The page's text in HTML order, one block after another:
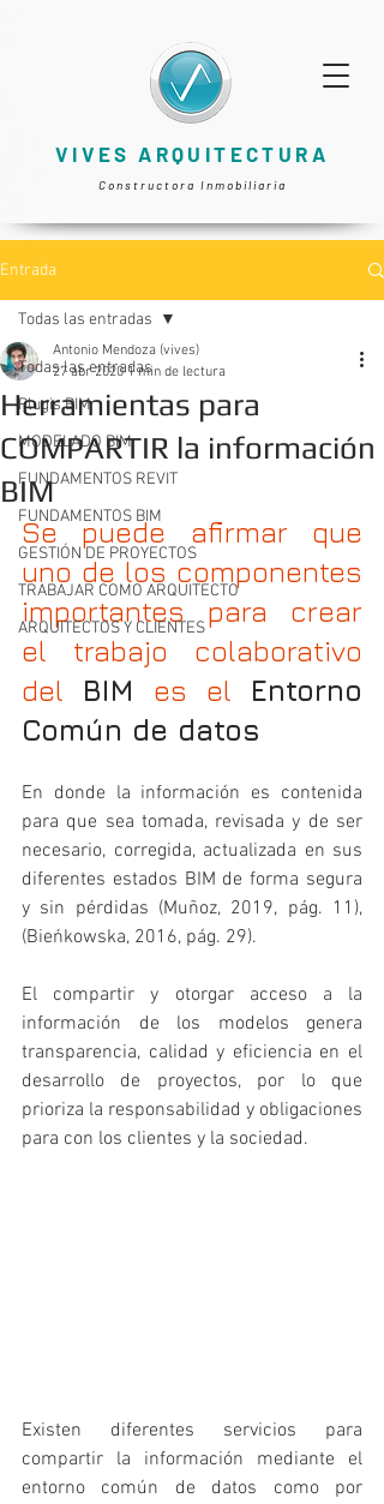
VIVES ARQUITECTURA
Constructora Inmobiliaria
Entrada
Todas las entradas
Plugis BIM
MODELADO BIM
FUNDAMENTOS REVIT
FUNDAMENTOS BIM
GESTIÓN DE PROYECTOS
TRABAJAR COMO ARQUITECTO
ARQUITECTOS Y CLIENTES
Todas las entradas
Herramientas para
COMPARTIR la información
BIM
Antonio Mendoza (vives)
27 abr 2020 1 min de lectura
Se puede afirmar que
uno de los componentes
importantes para crear
el trabajo colaborativo
del BIM es el Entorno
Común de datos
En donde la información es contenida
para que sea tomada, revisada y de ser
necesario, corregida, actualizada en sus
diferentes estados BIM de forma segura
y sin pérdidas (Muñoz, 2019, pág. 11),
(Bieńkowska, 2016, pág. 29).
El compartir y otorgar acceso a la
información de los modelos genera
transparencia, calidad y eficiencia en el
desarrollo de proyectos, por lo que
prioriza la responsabilidad y obligaciones
para con los clientes y la sociedad.
Existen diferentes servicios para
compartir la información mediante el
entorno común de datos como por